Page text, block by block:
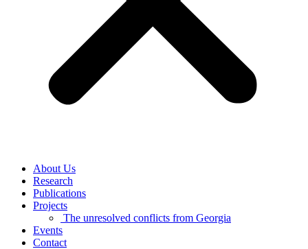
About Us
Research
Publications
Projects
The unresolved conflicts from Georgia
Events
Contact